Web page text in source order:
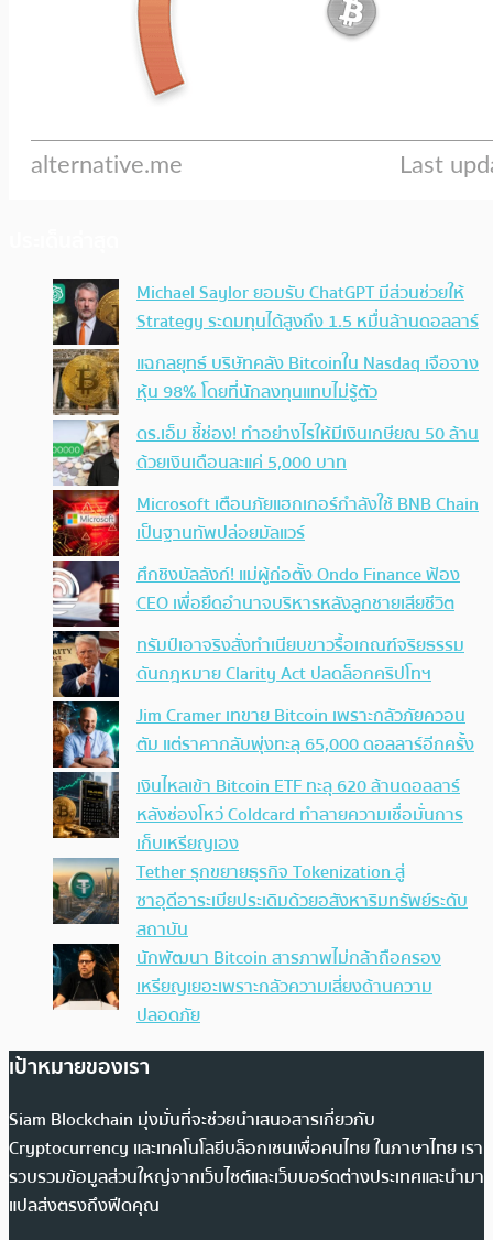
Michael Saylor ยอมรับ ChatGPT มีส่วนช่วยให้
Strategy ระดมทุนได้สูงถึง 1.5 หมื่นล้านดอลลาร์
แฉกลยุทธ์ บริษัทคลัง Bitcoinใน Nasdaq เจือจาง
หุ้น 98% โดยที่นักลงทุนแทบไม่รู้ตัว
ดร.เอ็ม ชี้ช่อง! ทำอย่างไรให้มีเงินเกษียณ 50 ล้าน
ด้วยเงินเดือนละแค่ 5,000 บาท
Microsoft เตือนภัยแฮกเกอร์กำลังใช้ BNB Chain
เป็นฐานทัพปล่อยมัลแวร์
ศึกชิงบัลลังก์! แม่ผู้ก่อตั้ง Ondo Finance ฟ้อง
CEO เพื่อยึดอำนาจบริหารหลังลูกชายเสียชีวิต
ทรัมป์เอาจริง สั่งทำเนียบขาวรื้อเกณฑ์จริยธรรม
ดันกฎหมาย Clarity Act ปลดล็อกคริปโทฯ
Jim Cramer เทขาย Bitcoin เพราะกลัวภัยควอน
ตัม แต่ราคากลับพุ่งทะลุ 65,000 ดอลลาร์อีกครั้ง
เงินไหลเข้า Bitcoin ETF ทะลุ 620 ล้านดอลลาร์
หลังช่องโหว่ Coldcard ทำลายความเชื่อมั่นการ
เก็บเหรียญเอง
Tether รุกขยายธุรกิจ Tokenization สู่
ซาอุดีอาระเบียประเดิมด้วยอสังหาริมทรัพย์ระดับ
สถาบัน
นักพัฒนา Bitcoin สารภาพไม่กล้าถือครอง
เหรียญเยอะเพราะกลัวความเสี่ยงด้านความ
ปลอดภัย
เป้าหมายของเรา
Siam Blockchain มุ่งมั่นที่จะช่วยนำเสนอสารเกี่ยวกับ
Cryptocurrency และเทคโนโลยีบล็อกเชนเพื่อคนไทย ในภาษาไทย เรา
รวบรวมข้อมูลส่วนใหญ่จากเว็บไซต์และเว็บบอร์ดต่างประเทศและนำมา
แปลส่งตรงถึงฟีดคุณ